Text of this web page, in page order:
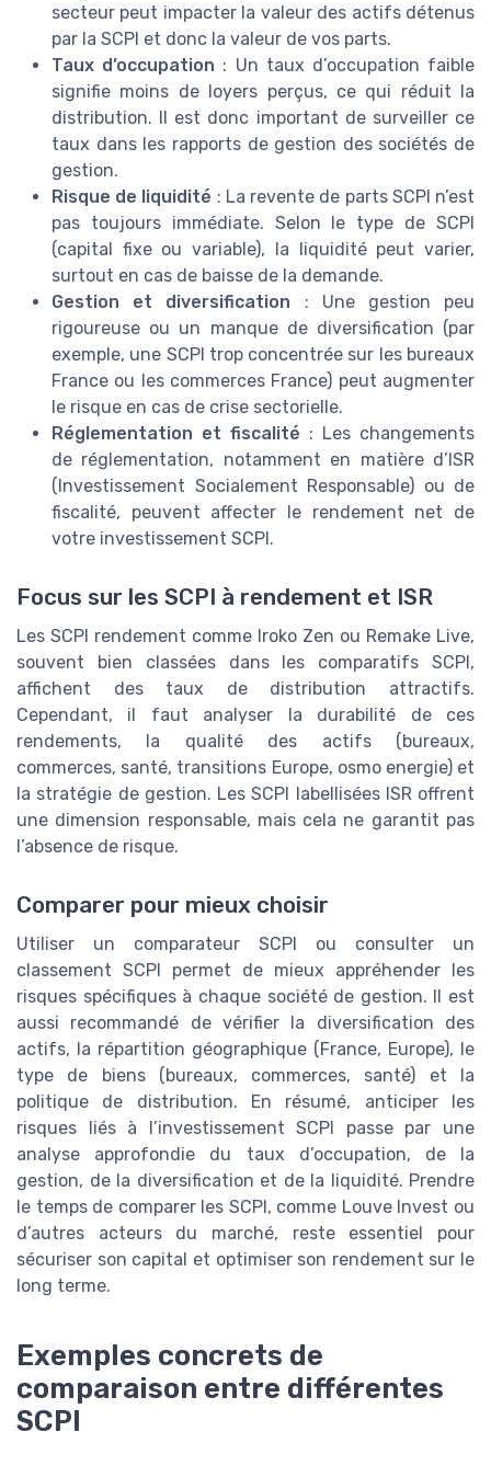
secteur peut impacter la valeur des actifs détenus
par la SCPI et donc la valeur de vos parts.
Taux d’occupation : Un taux d’occupation faible
signifie moins de loyers perçus, ce qui réduit la
distribution. Il est donc important de surveiller ce
taux dans les rapports de gestion des sociétés de
gestion.
Risque de liquidité : La revente de parts SCPI n’est
pas toujours immédiate. Selon le type de SCPI
(capital fixe ou variable), la liquidité peut varier,
surtout en cas de baisse de la demande.
Gestion et diversification : Une gestion peu
rigoureuse ou un manque de diversification (par
exemple, une SCPI trop concentrée sur les bureaux
France ou les commerces France) peut augmenter
le risque en cas de crise sectorielle.
Réglementation et fiscalité : Les changements
de réglementation, notamment en matière d’ISR
(Investissement Socialement Responsable) ou de
fiscalité, peuvent affecter le rendement net de
votre investissement SCPI.
Focus sur les SCPI à rendement et ISR
Les SCPI rendement comme Iroko Zen ou Remake Live,
souvent bien classées dans les comparatifs SCPI,
affichent des taux de distribution attractifs.
Cependant, il faut analyser la durabilité de ces
rendements, la qualité des actifs (bureaux,
commerces, santé, transitions Europe, osmo energie) et
la stratégie de gestion. Les SCPI labellisées ISR offrent
une dimension responsable, mais cela ne garantit pas
l’absence de risque.
Comparer pour mieux choisir
Utiliser un comparateur SCPI ou consulter un
classement SCPI permet de mieux appréhender les
risques spécifiques à chaque société de gestion. Il est
aussi recommandé de vérifier la diversification des
actifs, la répartition géographique (France, Europe), le
type de biens (bureaux, commerces, santé) et la
politique de distribution. En résumé, anticiper les
risques liés à l’investissement SCPI passe par une
analyse approfondie du taux d’occupation, de la
gestion, de la diversification et de la liquidité. Prendre
le temps de comparer les SCPI, comme Louve Invest ou
d’autres acteurs du marché, reste essentiel pour
sécuriser son capital et optimiser son rendement sur le
long terme.
Exemples concrets de
comparaison entre différentes
SCPI